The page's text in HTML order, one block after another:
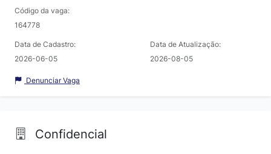
Código da vaga:
164778
Data de Cadastro:
2026-06-05
Data de Atualização:
2026-08-05
Denunciar Vaga
Confidencial